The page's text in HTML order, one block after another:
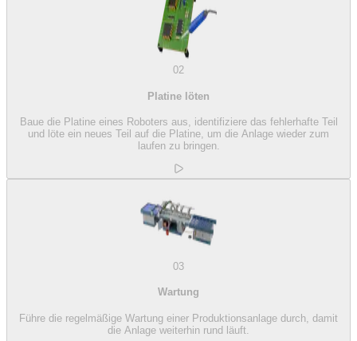
02
Platine löten
Baue die Platine eines Roboters aus, identifiziere das fehlerhafte Teil
und löte ein neues Teil auf die Platine, um die Anlage wieder zum
laufen zu bringen.
03
Wartung
Führe die regelmäßige Wartung einer Produktionsanlage durch, damit
die Anlage weiterhin rund läuft.